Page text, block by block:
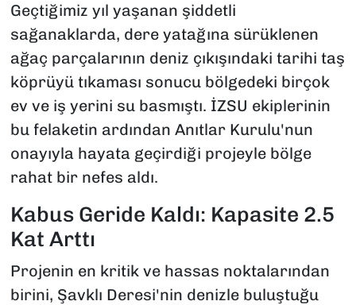
Geçtiğimiz yıl yaşanan şiddetli
sağanaklarda, dere yatağına sürüklenen
ağaç parçalarının deniz çıkışındaki tarihi taş
köprüyü tıkaması sonucu bölgedeki birçok
ev ve iş yerini su basmıştı. İZSU ekiplerinin
bu felaketin ardından Anıtlar Kurulu'nun
onayıyla hayata geçirdiği projeyle bölge
rahat bir nefes aldı.
Kabus Geride Kaldı: Kapasite 2.5
Kat Arttı
Projenin en kritik ve hassas noktalarından
birini, Şavklı Deresi'nin denizle buluştuğu